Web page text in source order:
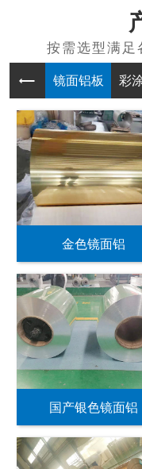
镜面铝板 彩
金色镜面铝
国产银色镜面铝